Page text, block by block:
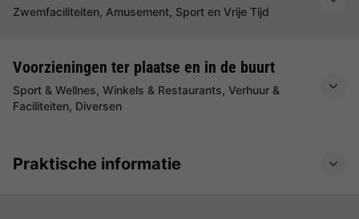
Zwemfaciliteiten, Amusement, Sport en Vrije Tijd
Voorzieningen ter plaatse en in de buurt
Sport & Wellnes, Winkels & Restaurants, Verhuur &
Faciliteiten, Diversen
Praktische informatie